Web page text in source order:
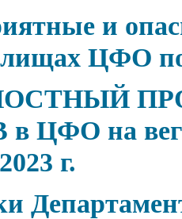
и
ЦФО по
ЦФО на
г.